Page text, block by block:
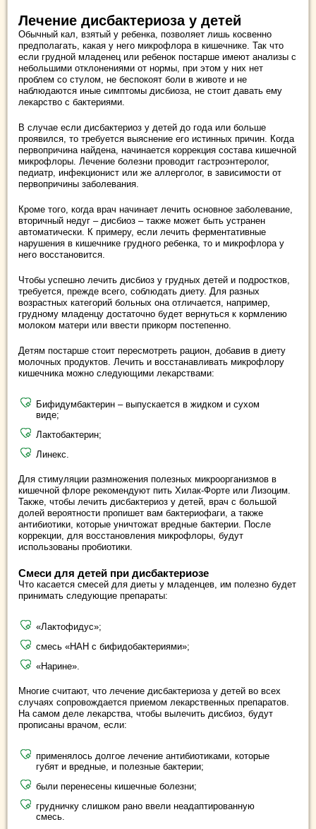
Лечение дисбактериоза у детей
Обычный кал, взятый у ребенка, позволяет лишь косвенно
предполагать, какая у него микрофлора в кишечнике. Так что
если грудной младенец или ребенок постарше имеют анализы с
небольшими отклонениями от нормы, при этом у них нет
проблем со стулом, не беспокоят боли в животе и не
наблюдаются иные симптомы дисбиоза, не стоит давать ему
лекарство с бактериями.
В случае если дисбактериоз у детей до года или больше
проявился, то требуется выяснение его истинных причин. Когда
первопричина найдена, начинается коррекция состава кишечной
микрофлоры. Лечение болезни проводит гастроэнтеролог,
педиатр, инфекционист или же аллерголог, в зависимости от
первопричины заболевания.
Кроме того, когда врач начинает лечить основное заболевание,
вторичный недуг – дисбиоз – также может быть устранен
автоматически. К примеру, если лечить ферментативные
нарушения в кишечнике грудного ребенка, то и микрофлора у
него восстановится.
Чтобы успешно лечить дисбиоз у грудных детей и подростков,
требуется, прежде всего, соблюдать диету. Для разных
возрастных категорий больных она отличается, например,
грудному младенцу достаточно будет вернуться к кормлению
молоком матери или ввести прикорм постепенно.
Детям постарше стоит пересмотреть рацион, добавив в диету
молочных продуктов. Лечить и восстанавливать микрофлору
кишечника можно следующими лекарствами:
Бифидумбактерин – выпускается в жидком и сухом
виде;
Лактобактерин;
Линекс.
Для стимуляции размножения полезных микроорганизмов в
кишечной флоре рекомендуют пить Хилак-Форте или Лизоцим.
Также, чтобы лечить дисбактериоз у детей, врач с большой
долей вероятности пропишет вам бактериофаги, а также
антибиотики, которые уничтожат вредные бактерии. После
коррекции, для восстановления микрофлоры, будут
использованы пробиотики.
Смеси для детей при дисбактериозе
Что касается смесей для диеты у младенцев, им полезно будет
принимать следующие препараты:
«Лактофидус»;
смесь «НАН с бифидобактериями»;
«Нарине».
Многие считают, что лечение дисбактериоза у детей во всех
случаях сопровождается приемом лекарственных препаратов.
На самом деле лекарства, чтобы вылечить дисбиоз, будут
прописаны врачом, если:
применялось долгое лечение антибиотиками, которые
губят и вредные, и полезные бактерии;
были перенесены кишечные болезни;
грудничку слишком рано ввели неадаптированную
смесь.